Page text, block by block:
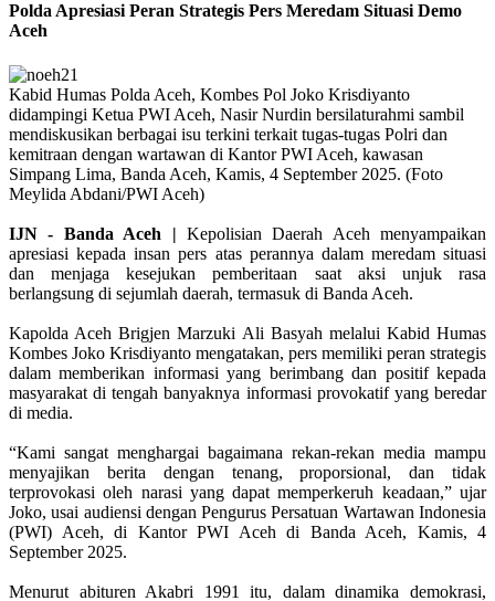
Polda Apresiasi Peran Strategis Pers Meredam Situasi Demo
Aceh
Kabid Humas Polda Aceh, Kombes Pol Joko Krisdiyanto
didampingi Ketua PWI Aceh, Nasir Nurdin bersilaturahmi sambil
mendiskusikan berbagai isu terkini terkait tugas-tugas Polri dan
kemitraan dengan wartawan di Kantor PWI Aceh, kawasan
Simpang Lima, Banda Aceh, Kamis, 4 September 2025. (Foto
Meylida Abdani/PWI Aceh)
IJN - Banda Aceh | Kepolisian Daerah Aceh menyampaikan
apresiasi kepada insan pers atas perannya dalam meredam situasi
dan menjaga kesejukan pemberitaan saat aksi unjuk rasa
berlangsung di sejumlah daerah, termasuk di Banda Aceh.
Kapolda Aceh Brigjen Marzuki Ali Basyah melalui Kabid Humas
Kombes Joko Krisdiyanto mengatakan, pers memiliki peran strategis
dalam memberikan informasi yang berimbang dan positif kepada
masyarakat di tengah banyaknya informasi provokatif yang beredar
di media.
“Kami sangat menghargai bagaimana rekan-rekan media mampu
menyajikan berita dengan tenang, proporsional, dan tidak
terprovokasi oleh narasi yang dapat memperkeruh keadaan,” ujar
Joko, usai audiensi dengan Pengurus Persatuan Wartawan Indonesia
(PWI) Aceh, di Kantor PWI Aceh di Banda Aceh, Kamis, 4
September 2025.
Menurut abituren Akabri 1991 itu, dalam dinamika demokrasi,